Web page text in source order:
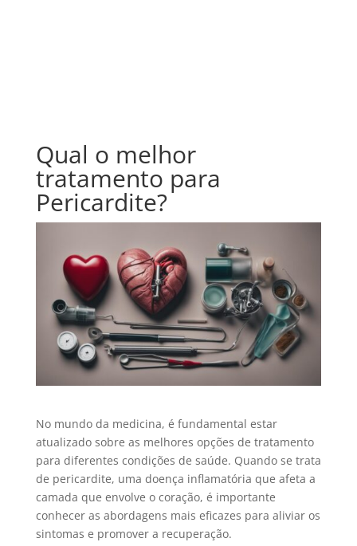
Qual o melhor
tratamento para
Pericardite?
No mundo da medicina, é fundamental estar
atualizado sobre as melhores opções de tratamento
para diferentes condições de saúde. Quando se trata
de pericardite, uma doença inflamatória que afeta a
camada que envolve o coração, é importante
conhecer as abordagens mais eficazes para aliviar os
sintomas e promover a recuperação.